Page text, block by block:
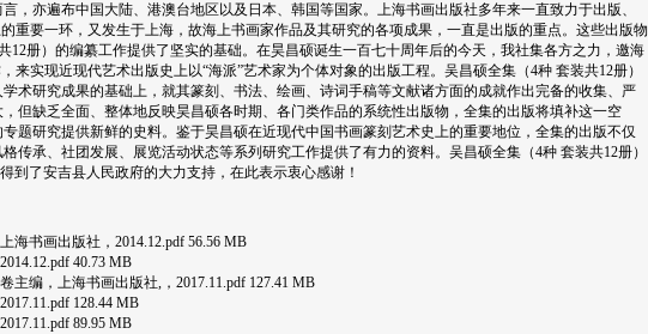
亦遍布中国大陆、港澳台地区以及日本、韩国等国家。上海书画出版社多年来一直致力于出版、
重要一环，又发生于上海，故海上书画家作品及其研究的各项成果，一直是出版的重点。这些出版物
册）的编纂工作提供了坚实的基础。在昊昌硕诞生一百七十周年后的今天，我社集各方之力，邀海
实现近现代艺术出版史上以“海派”艺术家为个体对象的出版工程。吴昌硕全集（4种 套装共12册）
术研究成果的基础上，就其篆刻、书法、绘画、诗词手稿等文献诸方面的成就作出完备的收集、严
但缺乏全面、整体地反映昊昌硕各时期、各门类作品的系统性出版物，全集的出版将填补这一空
题研究提供新鲜的史料。鉴于昊昌硕在近现代中国书画篆刻艺术史上的重要地位，全集的出版不仅
承、社团发展、展览活动状态等系列研究工作提供了有力的资料。吴昌硕全集（4种 套装共12册）
到了安吉县人民政府的大力支持，在此表示衷心感谢！
书画出版社，2014.12.pdf 56.56 MB
40.73 MB
编，上海书画出版社,，2017.11.pdf 127.41 MB
128.44 MB
89.95 MB